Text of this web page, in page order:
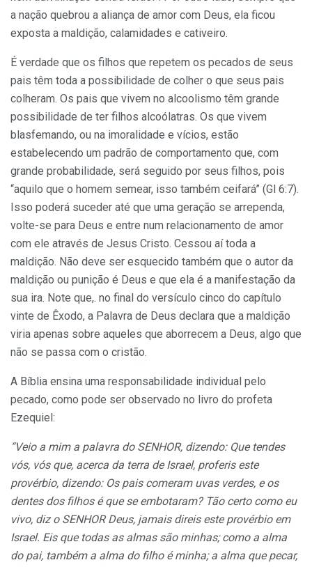
a nação quebrou a aliança de amor com Deus, ela ficou
exposta a maldição, calamidades e cativeiro.
É verdade que os filhos que repetem os pecados de seus
pais têm toda a possibilidade de colher o que seus pais
colhe­ram. Os pais que vivem no alcoolismo têm grande
possibilidade de ter filhos alcoólatras. Os que vivem
blasfemando, ou na imoralidade e vícios, estão
estabelecendo um padrão de comportamento que, com
grande probabilidade, será segui­do por seus filhos, pois
“aquilo que o homem semear, isso também ceifará” (Gl 6:7).
Isso poderá suceder até que uma geração se arrependa,
volte-se para Deus e entre num relaciona­mento de amor
com ele através de Jesus Cristo. Cessou aí toda a
maldição. Não deve ser esquecido também que o autor da
maldição ou punição é Deus e que ela é a manifestação da
sua ira. Note que,. no final do versículo cinco do capítulo
vinte de Êxodo, a Palavra de Deus declara que a maldição
viria apenas sobre aqueles que aborrecem a Deus, algo que
não se passa com o cristão.
A Bíblia ensina uma responsabilidade individual pelo
pecado, como pode ser observado no livro do profeta
Ezequiel:
“Veio a mim a palavra do SENHOR, dizendo: Que tendes
vós, vós que, acerca da terra de Israel, proferis este
provérbio, dizendo: Os pais comeram uvas verdes, e os
dentes dos filhos é que se embotaram? Tão certo como eu
vivo, diz o SENHOR Deus, jamais direis este provérbio em
Israel. Eis que todas as almas são minhas; como a alma
do pai, também a alma do filho é minha; a alma que pecar,